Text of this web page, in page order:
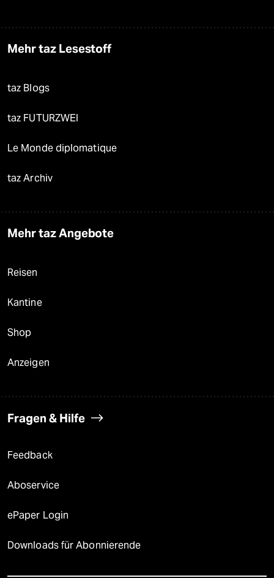
Mehr taz Lesestoff
taz Blogs
taz FUTURZWEI
Le Monde diplomatique
taz Archiv
Mehr taz Angebote
Reisen
Kantine
Shop
Anzeigen
Fragen & Hilfe
Feedback
Aboservice
ePaper Login
Downloads für Abonnierende